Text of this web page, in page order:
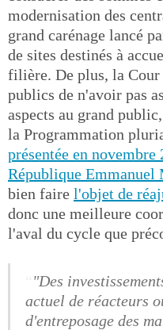
modernisation des
grand carénage lancé
de sites destinés à
filière. De plus, la
publics de n'avoir pas
aspects au grand
la Programmation
présentée en
République Emmanuel
bien faire l'objet de
donc une meilleure
l'aval du cycle que
"Des
actuel de réacteurs
d'entreposage des